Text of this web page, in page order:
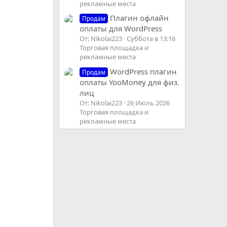
рекламные места
Продам
Плагин офлайн
оплаты для WordPress
От: Nikolai223 Суббота в 13:16
Торговая площадка и
рекламные места
Продам
WordPress плагин
оплаты YooMoney для физ.
лиц
От: Nikolai223 26 Июль 2026
Торговая площадка и
рекламные места